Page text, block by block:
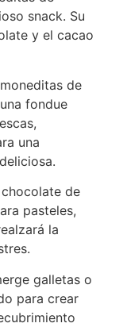
snack. Su
y el cacao
de
fondue
una
de
pasteles,
la
galletas o
para crear